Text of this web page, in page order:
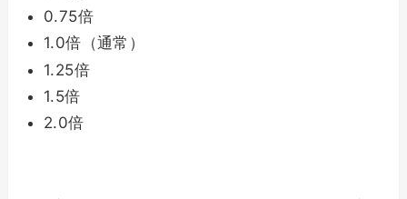
0.75倍
1.0倍（通常）
1.25倍
1.5倍
2.0倍